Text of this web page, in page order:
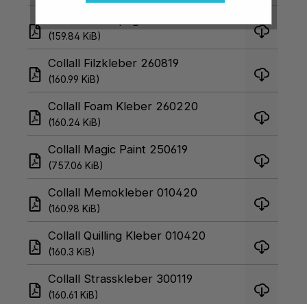
(159.84 KiB)
Collall Filzkleber 260819
(160.99 KiB)
Collall Foam Kleber 260220
(160.24 KiB)
Collall Magic Paint 250619
(757.06 KiB)
Collall Memokleber 010420
(160.98 KiB)
Collall Quilling Kleber 010420
(160.3 KiB)
Collall Strasskleber 300119
(160.61 KiB)